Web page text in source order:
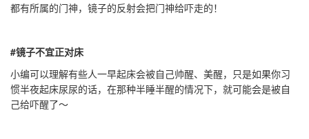
都有所属的门神，镜子的反射会把门神给吓走的！
#镜子不宜正对床
小编可以理解有些人一早起床会被自己帅醒、美醒，只是如果你习
惯半夜起床尿尿的话，在那种半睡半醒的情况下，就可能会是被自
己给吓醒了～